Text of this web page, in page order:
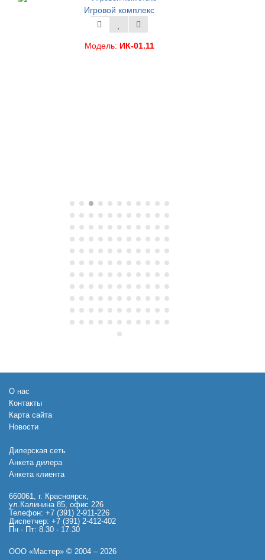
Игровой комплекс
Модель: ИК-01.11
О нас
Контакты
Карта сайта
Новости
Дилерская сеть
Анкета дилера
Анкета клиента
660061, г. Красноярск,
ул.Калинина 85, офис 226
Телефон: +7 (391) 2-911-226
Диспетчер: +7 (391) 2-412-402
Пн - Пт: 8.30 - 17.30
ООО «Мастер» © 2004 – 2026